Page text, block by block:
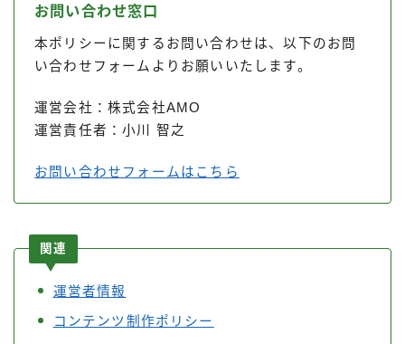
お問い合わせ窓口
本ポリシーに関するお問い合わせは、以下のお問
い合わせフォームよりお願いいたします。
運営会社：株式会社AMO
運営責任者：小川 智之
お問い合わせフォームはこちら
関連
運営者情報
コンテンツ制作ポリシー